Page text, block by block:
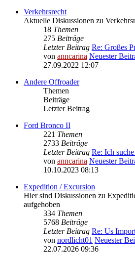
Verkehrsrecht
Aktuelle Diskussionen zu
18 Themen
275 Beiträge
Letzter Beitrag Re: Großes
von anncarina Neuester
27.09.2022 12:07
Andere Offroader
Themen
Beiträge
Letzter Beitrag
Ford Bronco II
221 Themen
2733 Beiträge
Letzter Beitrag Re: Ich
von anncarina Neuester
10.10.2023 08:13
Expedition / Excursion
Hier sind Diskussionen zu
aufgehoben
334 Themen
5768 Beiträge
Letzter Beitrag Re: Us
von nordlicht01 Neuester
22.07.2026 09:36